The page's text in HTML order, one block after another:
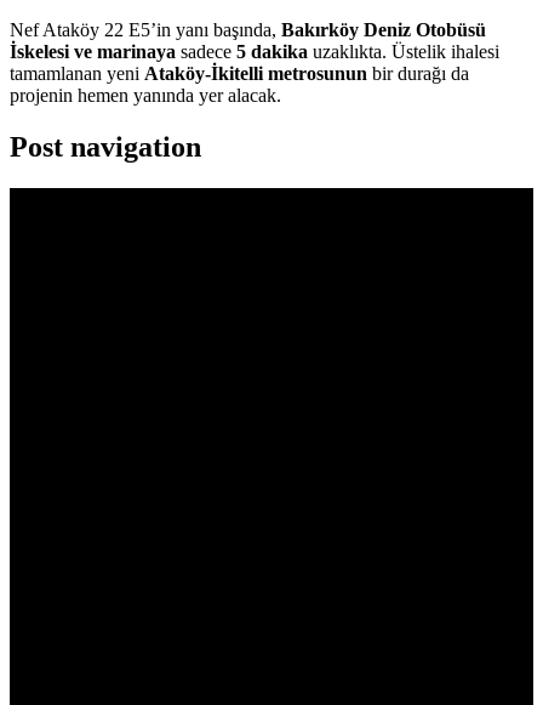
Nef Ataköy 22 E5’in yanı başında, Bakırköy Deniz Otobüsü
İskelesi ve marinaya sadece 5 dakika uzaklıkta. Üstelik ihalesi
tamamlanan yeni Ataköy-İkitelli metrosunun bir durağı da
projenin hemen yanında yer alacak.
Post navigation